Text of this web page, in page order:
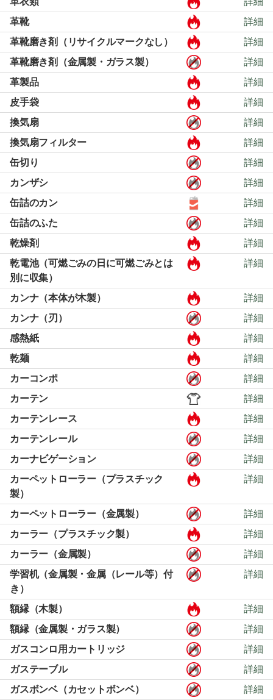
革靴
詳細
革靴磨き剤（リサイクルマークなし）
詳細
革靴磨き剤（金属製・ガラス製）
詳細
革製品
詳細
皮手袋
詳細
換気扇
詳細
換気扇フィルター
詳細
缶切り
詳細
カンザシ
詳細
缶詰のカン
詳細
缶詰のふた
詳細
乾燥剤
詳細
乾電池（可燃ごみの日に可燃ごみとは
別に収集）
詳細
カンナ（本体が木製）
詳細
カンナ（刃）
詳細
感熱紙
詳細
乾麺
詳細
カーコンポ
詳細
カーテン
詳細
カーテンレース
詳細
カーテンレール
詳細
カーナビゲーション
詳細
カーペットローラー（プラスチック
製）
詳細
カーペットローラー（金属製）
詳細
カーラー（プラスチック製）
詳細
カーラー（金属製）
詳細
学習机（金属製・金属（レール等）付
き）
詳細
額縁（木製）
詳細
額縁（金属製・ガラス製）
詳細
ガスコンロ用カートリッジ
詳細
ガステーブル
詳細
ガスボンベ（カセットボンベ）
詳細